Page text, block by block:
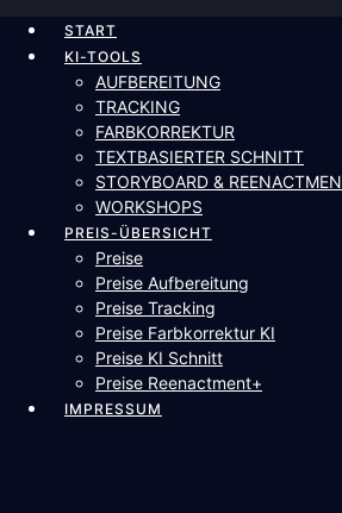
wechseln
START
KI-TOOLS
AUFBEREITUNG
TRACKING
FARBKORREKTUR
TEXTBASIERTER SCHNITT​
STORYBOARD &
WORKSHOPS
PREIS-ÜBERSICHT
Preise
Preise Aufbereitung
Preise Tracking
Preise Farbkorrektur KI
Preise KI Schnitt
Preise Reenactment+
IMPRESSUM